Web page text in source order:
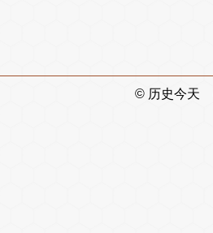
© 历史今天